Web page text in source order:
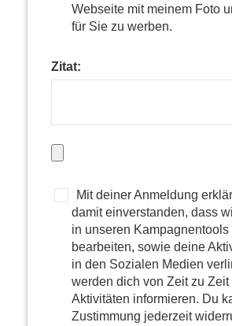
Webseite mit meinem Foto
für Sie zu werben.
Zitat:
Mit deiner Anmeldung
damit einverstanden, dass
in unseren Kampagnentools
bearbeiten, sowie deine
in den Sozialen Medien
werden dich von Zeit zu
Aktivitäten informieren. Du
Zustimmung jederzeit